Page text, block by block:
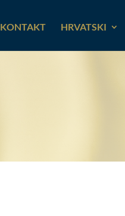
KONTAKT HRVATSKI